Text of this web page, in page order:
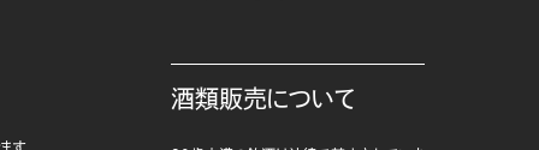
酒類販売について